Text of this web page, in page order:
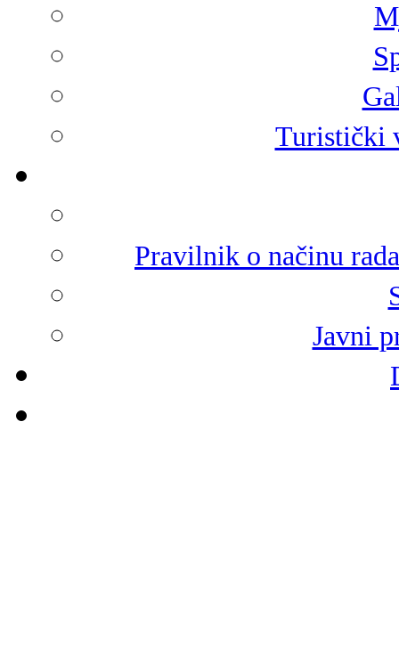
Turistički
Pravilnik o načinu
Javni